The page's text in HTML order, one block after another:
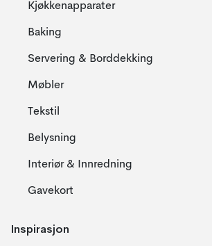
Kjøkkenapparater
Baking
Servering & Borddekking
Møbler
Tekstil
Belysning
Interiør & Innredning
Gavekort
Inspirasjon